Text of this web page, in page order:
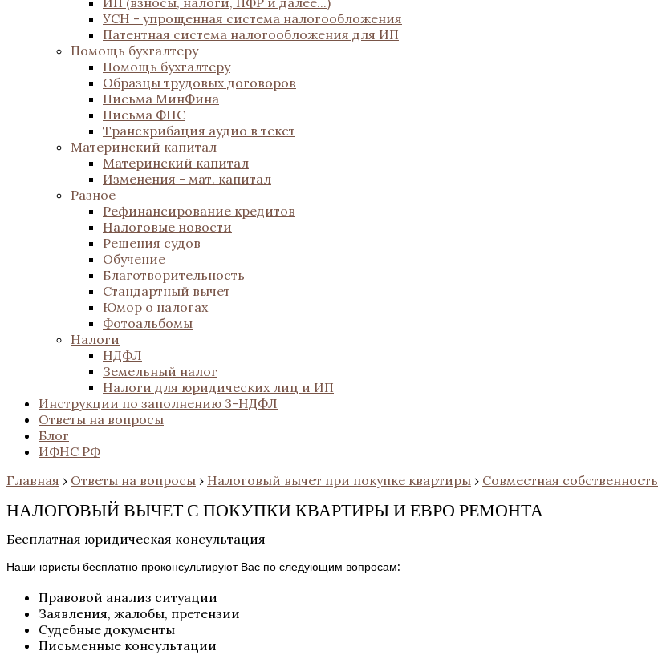
УСН - упрощенная система налогообложения
Патентная система налогообложения для ИП
Помощь бухгалтеру
Помощь бухгалтеру
Образцы трудовых договоров
Письма МинФина
Письма ФНС
Транскрибация аудио в текст
Материнский капитал
Материнский капитал
Изменения - мат. капитал
Разное
Рефинансирование кредитов
Налоговые новости
Решения судов
Обучение
Благотворительность
Стандартный вычет
Юмор о налогах
Фотоальбомы
Налоги
НДФЛ
Земельный налог
Налоги для юридических лиц и ИП
Инструкции по заполнению 3-НДФЛ
Ответы на вопросы
Блог
ИФНС РФ
Главная › Ответы на вопросы › Налоговый вычет при покупке квартиры › Совместная собственность
НАЛОГОВЫЙ ВЫЧЕТ С ПОКУПКИ КВАРТИРЫ И ЕВРО РЕМОНТА
Бесплатная юридическая консультация
Наши юристы бесплатно проконсультируют Вас по следующим вопросам:
Правовой анализ ситуации
Заявления, жалобы, претензии
Судебные документы
Письменные консультации